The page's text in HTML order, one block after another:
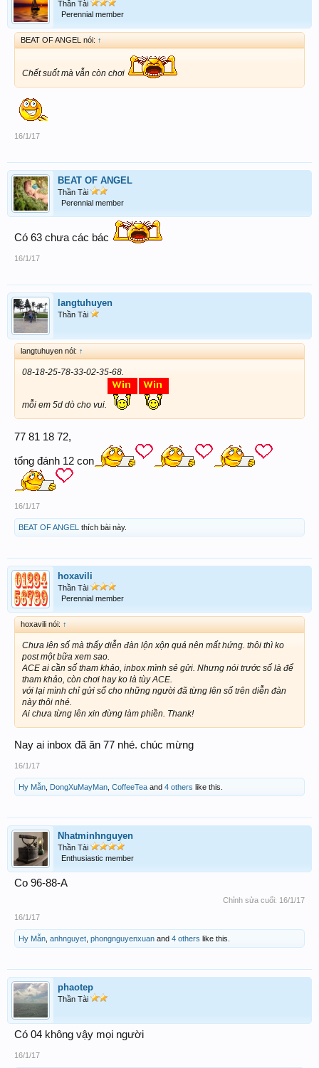
Thần Tài
Perennial member
BEAT OF ANGEL nói: ↑
Chết suốt mà vẫn còn chơi
16/1/17
BEAT OF ANGEL
Thần Tài
Perennial member
Có 63 chưa các bác
16/1/17
langtuhuyen
Thần Tài
langtuhuyen nói: ↑
08-18-25-78-33-02-35-68.
mỗi em 5d dò cho vui.
77 81 18 72,
tổng đánh 12 con
16/1/17
BEAT OF ANGEL thích bài này.
hoxavili
Thần Tài
Perennial member
hoxavili nói: ↑
Chưa lên số mà thấy diễn đàn lộn xộn quá nên mất hứng. thôi thì ko
post một bữa xem sao.
ACE ai cần số tham khảo, inbox mình sẻ gửi. Nhưng nói trước số là để
tham khảo, còn chơi hay ko là tùy ACE.
với lại mình chỉ gửi số cho những người đã từng lên số trên diễn đàn
này thôi nhé.
Ai chưa từng lên xin đừng làm phiền. Thank!
Nay ai inbox đã ăn 77 nhé. chúc mừng
16/1/17
Hy Mẫn DongXuMayMan CoffeeTea and 4 others like this.
Nhatminhnguyen
Thần Tài
Enthusiastic member
Co 96-88-A
Chỉnh sửa cuối: 16/1/17
16/1/17
Hy Mẫn anhnguyet phongnguyenxuan and 4 others like this.
phaotep
Thần Tài
Có 04 không vậy mọi người
16/1/17